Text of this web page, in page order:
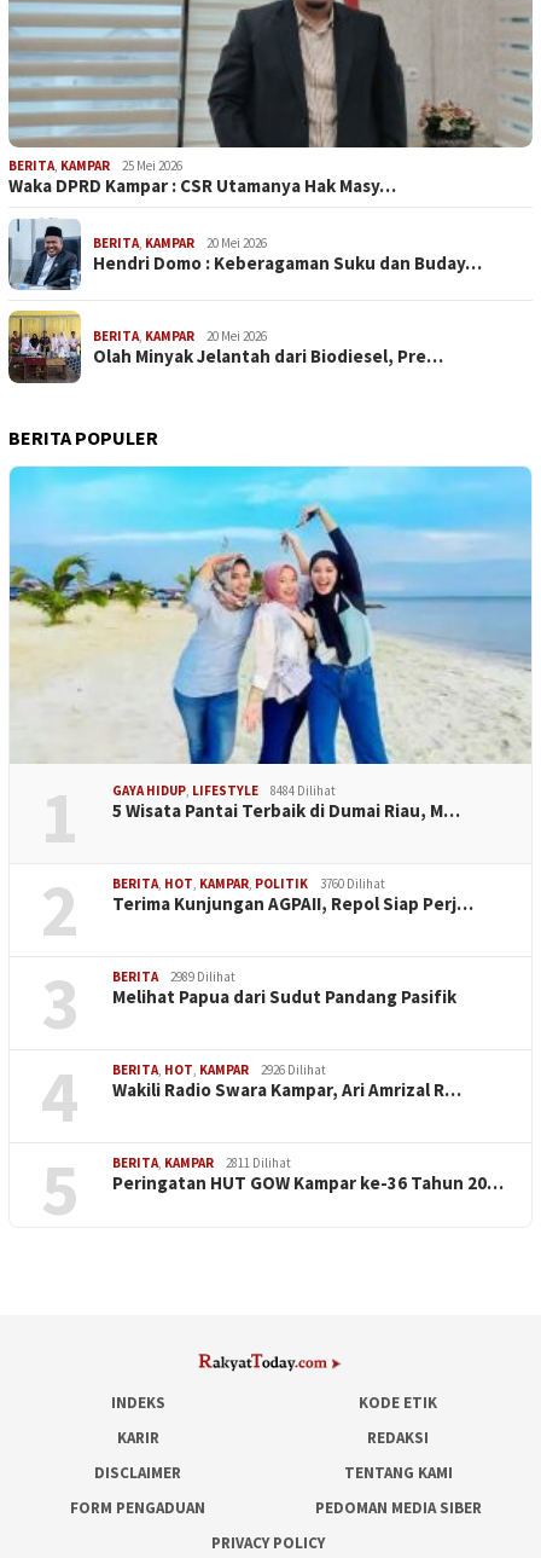
BERITA, KAMPAR 25 Mei 2026
Waka DPRD Kampar : CSR Utamanya Hak Masy…
BERITA, KAMPAR 20 Mei 2026
Hendri Domo : Keberagaman Suku dan Buday…
BERITA, KAMPAR 20 Mei 2026
Olah Minyak Jelantah dari Biodiesel, Pre…
BERITA POPULER
1 GAYA HIDUP, LIFESTYLE 8484 Dilihat
5 Wisata Pantai Terbaik di Dumai Riau, M…
2 BERITA, HOT, KAMPAR, POLITIK 3760 Dilihat
Terima Kunjungan AGPAII, Repol Siap Perj…
3 BERITA 2989 Dilihat
Melihat Papua dari Sudut Pandang Pasifik
4 BERITA, HOT, KAMPAR 2926 Dilihat
Wakili Radio Swara Kampar, Ari Amrizal R…
5 BERITA, KAMPAR 2811 Dilihat
Peringatan HUT GOW Kampar ke-36 Tahun 20…
INDEKS
KODE ETIK
KARIR
REDAKSI
DISCLAIMER
TENTANG KAMI
FORM PENGADUAN
PEDOMAN MEDIA SIBER
PRIVACY POLICY